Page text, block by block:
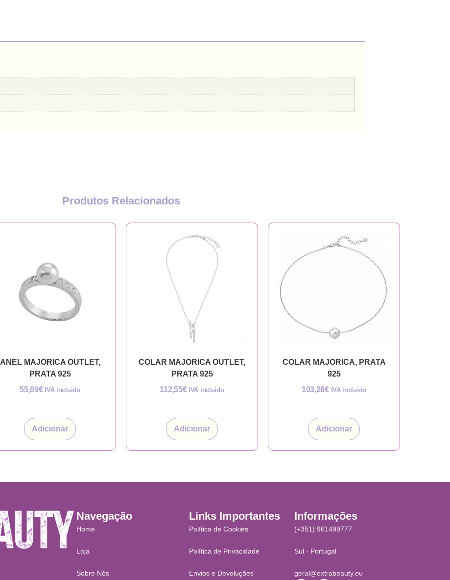
Produtos Relacionados
ANEL MAJORICA OUTLET,
PRATA 925
55,69€ IVA incluido
Adicionar
COLAR MAJORICA OUTLET,
PRATA 925
112,55€ IVA incluido
Adicionar
COLAR MAJORICA, PRATA
925
103,26€ IVA incluido
Adicionar
Navegação
Home
Loja
Sobre Nós
Links Importantes
Política de Cookies
Política de Privacidade
Envios e Devoluções
Informações
(+351) 961499777
Sul - Portugal
geral@extrabeauty.eu